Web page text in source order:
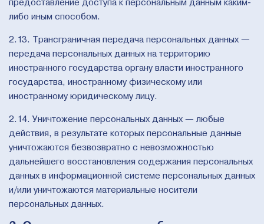
предоставление доступа к персональным данным каким-
либо иным способом.
2.13. Трансграничная передача персональных данных —
передача персональных данных на территорию
иностранного государства органу власти иностранного
государства, иностранному физическому или
иностранному юридическому лицу.
2.14. Уничтожение персональных данных — любые
действия, в результате которых персональные данные
уничтожаются безвозвратно с невозможностью
дальнейшего восстановления содержания персональных
данных в информационной системе персональных данных
и/или уничтожаются материальные носители
персональных данных.